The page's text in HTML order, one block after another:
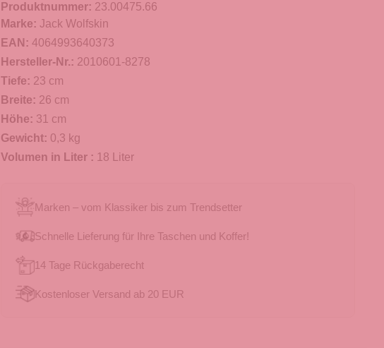
Produktnummer: 23.00475.66
Marke: Jack Wolfskin
EAN: 4064993640373
Hersteller-Nr.: 2010601-8278
Tiefe: 23 cm
Breite: 26 cm
Höhe: 31 cm
Gewicht: 0,3 kg
Volumen in Liter : 18 Liter
Marken – vom Klassiker bis zum Trendsetter
Schnelle Lieferung für Ihre Taschen und Koffer!
14 Tage Rückgaberecht
Kostenloser Versand ab 20 EUR